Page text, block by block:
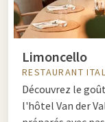
Limoncello
RESTAURANT
Découvrez le
l'hôtel Van der